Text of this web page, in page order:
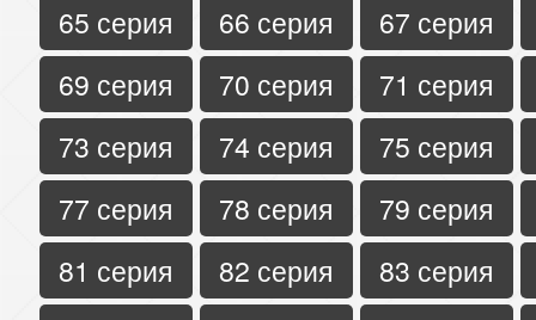
65 серия
66 серия
67 серия
69 серия
70 серия
71 серия
73 серия
74 серия
75 серия
77 серия
78 серия
79 серия
81 серия
82 серия
83 серия